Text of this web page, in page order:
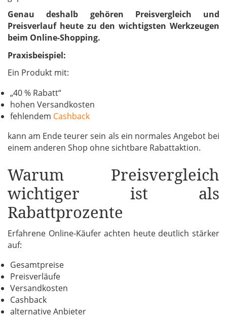
Genau deshalb gehören Preisvergleich und
Preisverlauf heute zu den wichtigsten Werkzeugen
beim Online-Shopping.
Praxisbeispiel:
Ein Produkt mit:
„40 % Rabatt“
hohen Versandkosten
fehlendem Cashback
kann am Ende teurer sein als ein normales Angebot bei
einem anderen Shop ohne sichtbare Rabattaktion.
Warum Preisvergleich
wichtiger ist als
Rabattprozente
Erfahrene Online-Käufer achten heute deutlich stärker
auf:
Gesamtpreise
Preisverläufe
Versandkosten
Cashback
alternative Anbieter